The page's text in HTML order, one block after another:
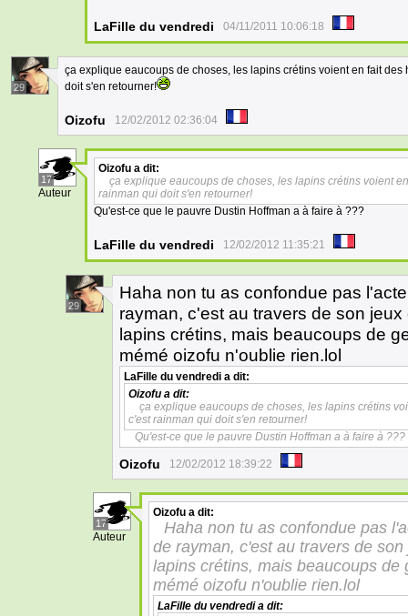
LaFille du vendredi 04/11/2011 10:06:18
29
ça explique eaucoups de choses, les lapins crétins voient en fait
doit s'en retourner!
Oizofu 12/02/2012 02:36:04
17
Auteur
Oizofu a dit:
ça explique eaucoups de choses, les lapins crétins voient
rainman qui doit s'en retourner!
Qu'est-ce que le pauvre Dustin Hoffman a à faire à ???
LaFille du vendredi 12/02/2012 11:35:21
29
Haha non tu as confondue pas
rayman, c'est au travers de son
lapins crétins, mais beaucoups de
mémé oizofu n'oublie rien.lol
LaFille du vendredi a dit:
Oizofu a dit:
ça explique eaucoups de choses, les lapins crétins
c'est rainman qui doit s'en retourner!
Qu'est-ce que le pauvre Dustin Hoffman a à faire à ???
Oizofu 12/02/2012 18:39:22
17
Auteur
Oizofu a dit:
Haha non tu as confondue pas
de rayman, c'est au travers de
lapins crétins, mais beaucoups
mémé oizofu n'oublie rien.lol
LaFille du vendredia dit: